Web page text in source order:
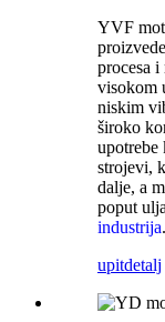
YVF
procesa
visokom
niskim
široko
upotrebe
strojevi,
dalje, a
poput
industrija.
upitdetalj